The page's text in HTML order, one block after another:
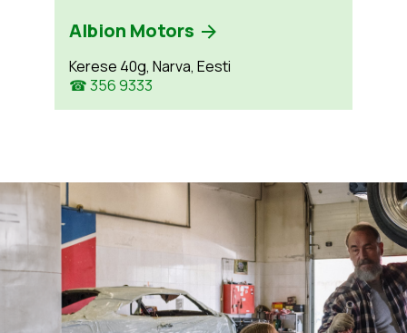
Albion Motors
Kerese 40g, Narva, Eesti
☎ 356 9333